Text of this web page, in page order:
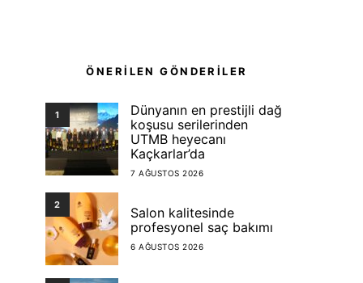
ÖNERİLEN GÖNDERİLER
1
Dünyanın en prestijli dağ
koşusu serilerinden
UTMB heyecanı
Kaçkarlar’da
7 AĞUSTOS 2026
2
Salon kalitesinde
profesyonel saç bakımı
6 AĞUSTOS 2026